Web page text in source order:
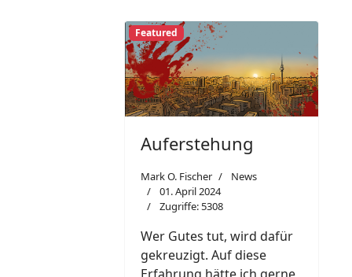
Featured
Auferstehung
Mark O. Fischer
News
01. April 2024
Zugriffe: 5308
Wer Gutes tut, wird dafür
gekreuzigt. Auf diese